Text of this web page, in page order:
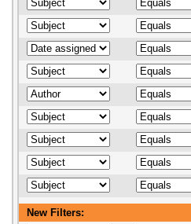
New Filters: